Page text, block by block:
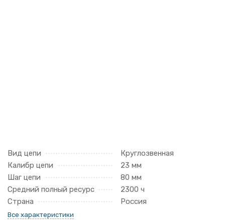
Вид цепи
Круглозвенная
Калибр цепи
23 мм
Шаг цепи
80 мм
Средний полный ресурс
2300 ч
Страна
Россия
Все характеристики